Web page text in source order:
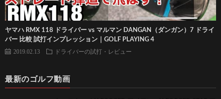
ヤマハ RMX 118 ドライバー vs マルマン DANGAN（ダンガン）7 ドライ
バー 比較 試打インプレッション｜GOLF PLAYING 4
2019.02.13 ドライバーの試打・レビュー
最新のゴルフ動画